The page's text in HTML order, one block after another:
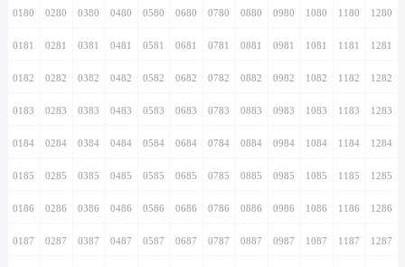
0180 0280 0380 0480 0580 0680 0780 0880 0980 1080 1180 1280
0181 0281 0381 0481 0581 0681 0781 0881 0981 1081 1181 1281
0182 0282 0382 0482 0582 0682 0782 0882 0982 1082 1182 1282
0183 0283 0383 0483 0583 0683 0783 0883 0983 1083 1183 1283
0184 0284 0384 0484 0584 0684 0784 0884 0984 1084 1184 1284
0185 0285 0385 0485 0585 0685 0785 0885 0985 1085 1185 1285
0186 0286 0386 0486 0586 0686 0786 0886 0986 1086 1186 1286
0187 0287 0387 0487 0587 0687 0787 0887 0987 1087 1187 1287